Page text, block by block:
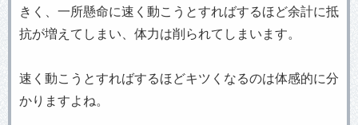
きく、一所懸命に速く動こうとすればするほど余計に抵
抗が増えてしまい、体力は削られてしまいます。
速く動こうとすればするほどキツくなるのは体感的に分
かりますよね。